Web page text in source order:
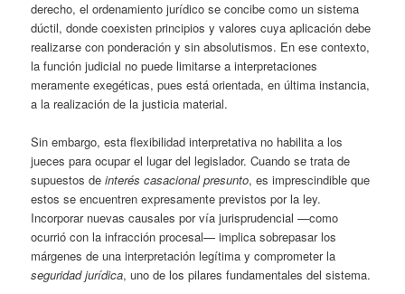
derecho, el ordenamiento jurídico se concibe como un sistema
dúctil, donde coexisten principios y valores cuya aplicación debe
realizarse con ponderación y sin absolutismos. En ese contexto,
la función judicial no puede limitarse a interpretaciones
meramente exegéticas, pues está orientada, en última instancia,
a la realización de la justicia material.
Sin embargo, esta flexibilidad interpretativa no habilita a los
jueces para ocupar el lugar del legislador. Cuando se trata de
supuestos deinterés casacional presunto, es imprescindible que
estos se encuentren expresamente previstos por la ley.
Incorporar nuevas causales por vía jurisprudencial —como
ocurrió con la infracción procesal— implica sobrepasar los
márgenes de una interpretación legítima y comprometer la
seguridad jurídica, uno de los pilares fundamentales del sistema.